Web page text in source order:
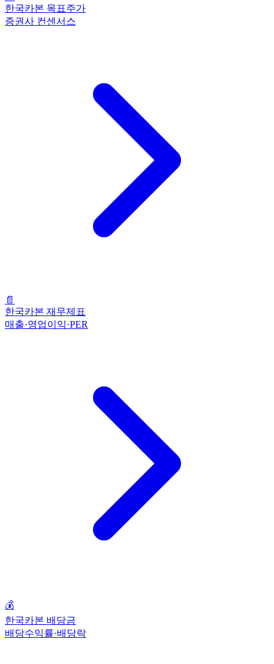
한국카본 목표주가
증권사 컨센서스
📄
한국카본 재무제표
매출·영업이익·PER
💰
한국카본 배당금
배당수익률·배당락